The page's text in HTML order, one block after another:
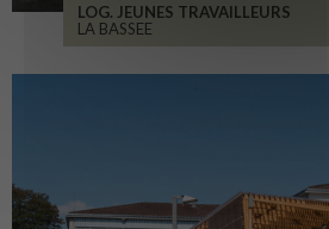
LOG. JEUNES TRAVAILLEURS
LA BASSEE